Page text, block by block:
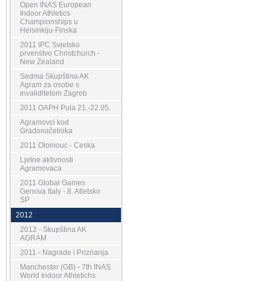
Open INAS European
Indoor Athletics
Championships u
Helsinkiju-Finska
2011 IPC Svjetsko
prvenstvo Christchurch -
New Zealand
Sedma Skupština AK
Agram za osobe s
invaliditetom Zagreb
2011 OAPH Pula 21.-22.05.
Agramovci kod
Gradonačelnika
2011 Olomouc - Ceska
Ljetne aktivnosti
Agramovaca
2011 Global Games
Genova Italy - 8. Atletsko
SP
2012
2012 - Skupština AK
AGRAM
2011 - Nagrade i Priznanja
Manchester (GB) - 7th INAS
World Indoor Athletichs